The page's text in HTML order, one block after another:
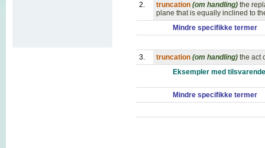
2. truncation (om handling) the
plane that is equally inclined to
Mindre specifikke termer
3. truncation (om handling) the act
Eksempler med
Mindre specifikke termer